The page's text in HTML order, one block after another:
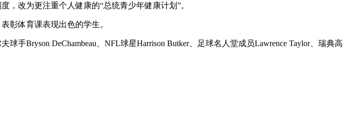
，改为更注重个人健康的“总统青少年健康计划”。
彰体育课表现出色的学生。
Bryson DeChambeau、NFL球星Harrison Butker、足球名人堂成员Lawrence Taylor、瑞典高